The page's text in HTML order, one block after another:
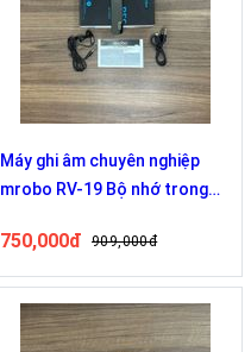
Máy ghi âm chuyên nghiệp
mrobo RV-19 Bộ nhớ trong
750,000đ 909,000đ